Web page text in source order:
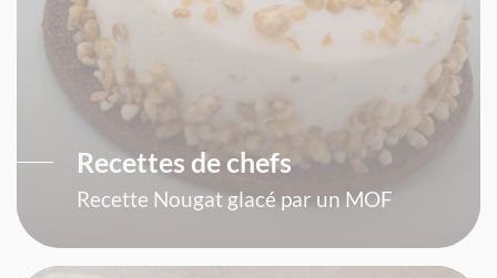
Recettes de chefs
Recette Nougat glacé par un MOF